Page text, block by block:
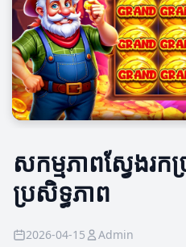
សកម្មភាពស្វែងរ
ប្រសិទ្ធភាព
2026-04-15 Admin